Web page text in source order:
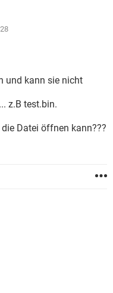
und kann sie nicht
z.B test.bin.
Datei öffnen kann???